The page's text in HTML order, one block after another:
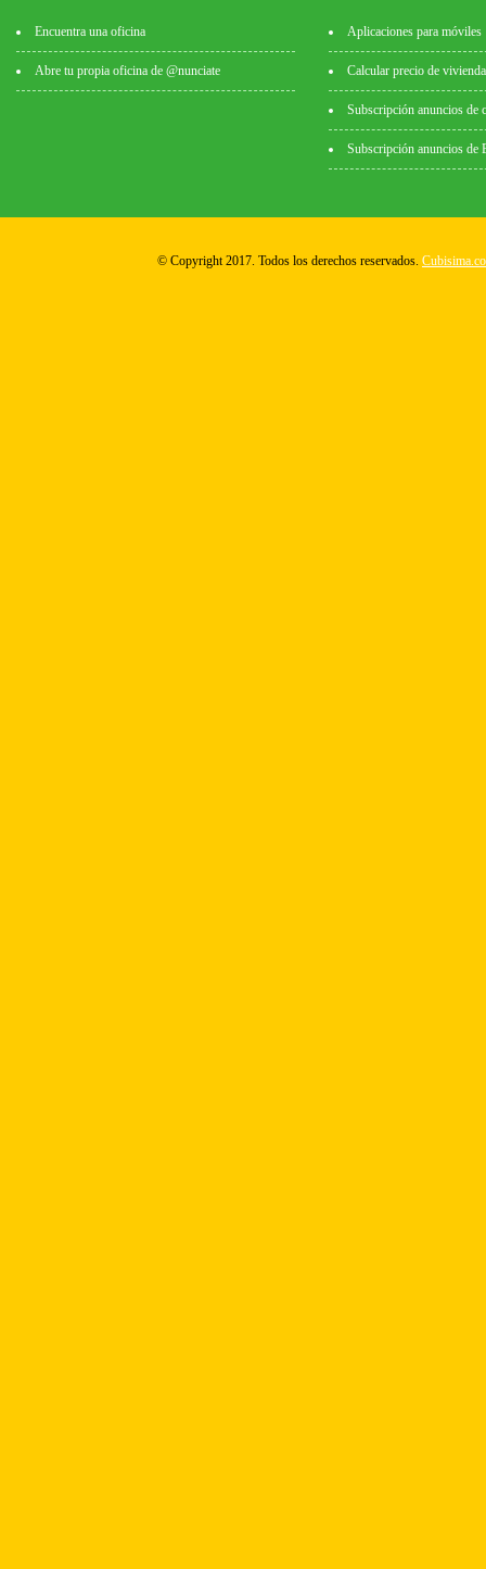
Encuentra una oficina
Abre tu propia oficina de @nunciate
Aplicaciones para móviles
Calcular precio de vivienda
Subscripción anuncios de
Subscripción anuncios de
© Copyright 2017. Todos los derechos reservados.